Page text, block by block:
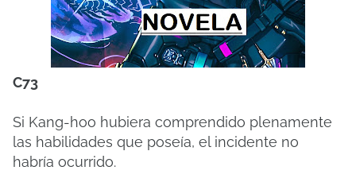
C73
Si Kang-hoo hubiera comprendido plenamente
las habilidades que poseía, el incidente no
habría ocurrido.